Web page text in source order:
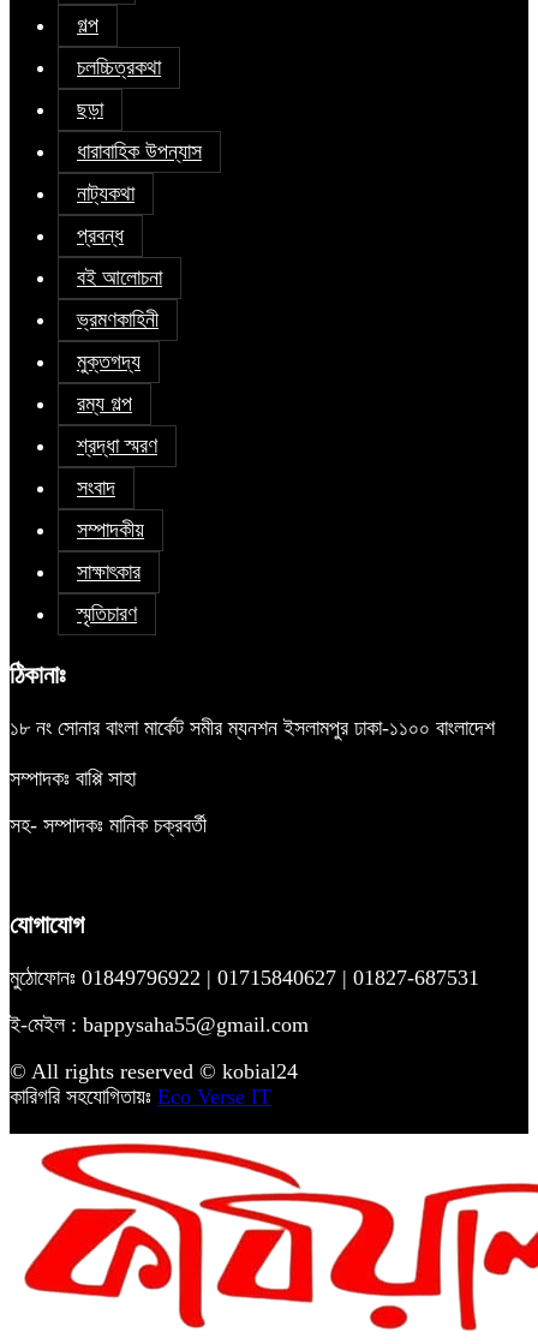
গল্প
চলচ্চিত্রকথা
ছড়া
ধারাবাহিক উপন্যাস
নাট্যকথা
প্রবন্ধ
বই আলোচনা
ভ্রমণকাহিনী
মুক্তগদ্য
রম্য গল্প
শ্রদ্ধা স্মরণ
সংবাদ
সম্পাদকীয়
সাক্ষাৎকার
স্মৃতিচারণ
ঠিকানাঃ
১৮ নং সোনার বাংলা মার্কেট সমীর ম্যনশন ইসলামপুর ঢাকা-১১০০ বাংলাদেশ
সম্পাদকঃ বাপ্পি সাহা
সহ- সম্পাদকঃ মানিক চক্রবর্তী
যোগাযোগ
মুঠোফোনঃ 01849796922 | 01715840627 | 01827-687531
ই-মেইল : bappysaha55@gmail.com
© All rights reserved © kobial24
কারিগরি সহযোগিতায়ঃ Eco Verse IT